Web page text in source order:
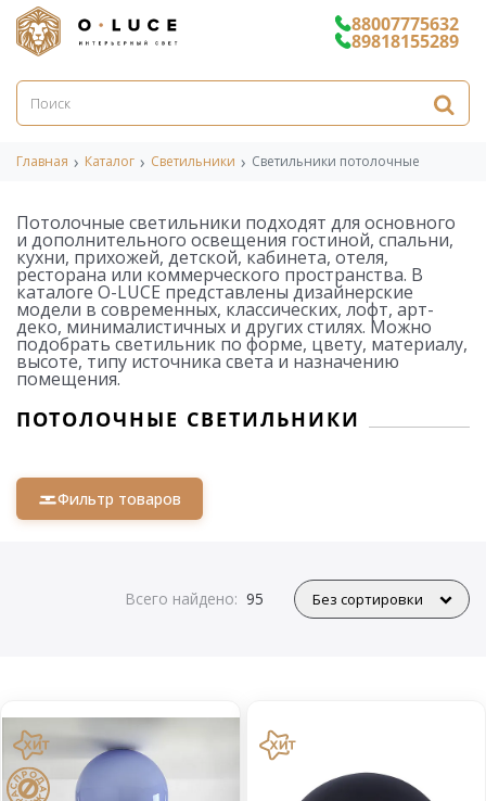
88007775632
89818155289
Главная Каталог Светильники Светильники потолочные
Потолочные светильники подходят для основного
и дополнительного освещения гостиной, спальни,
кухни, прихожей, детской, кабинета, отеля,
ресторана или коммерческого пространства. В
каталоге O-LUCE представлены дизайнерские
модели в современных, классических, лофт, арт-
деко, минималистичных и других стилях. Можно
подобрать светильник по форме, цвету, материалу,
высоте, типу источника света и назначению
помещения.
ПОТОЛОЧНЫЕ СВЕТИЛЬНИКИ
Фильтр товаров
Всего найдено: 95